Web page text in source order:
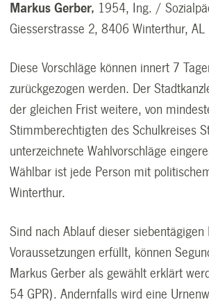
Markus Gerber, 1954, Ing. /
Giesserstrasse 2, 8406 Winterthur, AL
Diese Vorschläge können innert 7
zurückgezogen werden. Der
der gleichen Frist weitere, von
Stimmberechtigten des Schulkreises
unterzeichnete Wahlvorschläge
Wählbar ist jede Person mit
Winterthur.
Sind nach Ablauf dieser siebentägigen
Voraussetzungen erfüllt, können
Markus Gerber als gewählt erklärt
54 GPR). Andernfalls wird eine